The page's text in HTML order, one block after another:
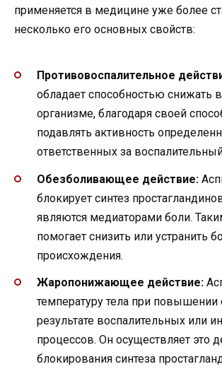
применяется в медицине уже более
несколько его основных свойств:
Противовоспалительное
обладает способностью снижать
организме, благодаря своей
подавлять активность
ответственных за
Обезболивающее действие:
блокирует синтез
являются медиаторами боли.
помогает снизить или устранить
происхождения.
Жаропонижающее действие:
температуру тела при повышении
результате воспалительных или
процессов. Он осуществляет это
блокирования синтеза